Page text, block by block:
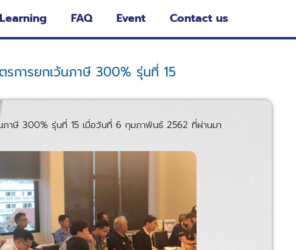
FAQ Event Contact us
รการยกเว้นภาษี 300% รุ่นที่ 15
ภาษี 300% รุ่นที่ 15 เมื่อวันที่ 6 กุมภาพันธ์ 2562 ที่ผ่านมา